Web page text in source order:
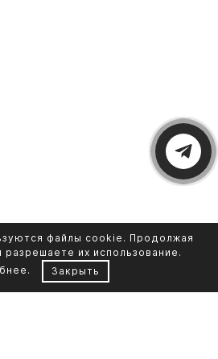
файлы cookie. Продолжая
их использование.
. Закрыть